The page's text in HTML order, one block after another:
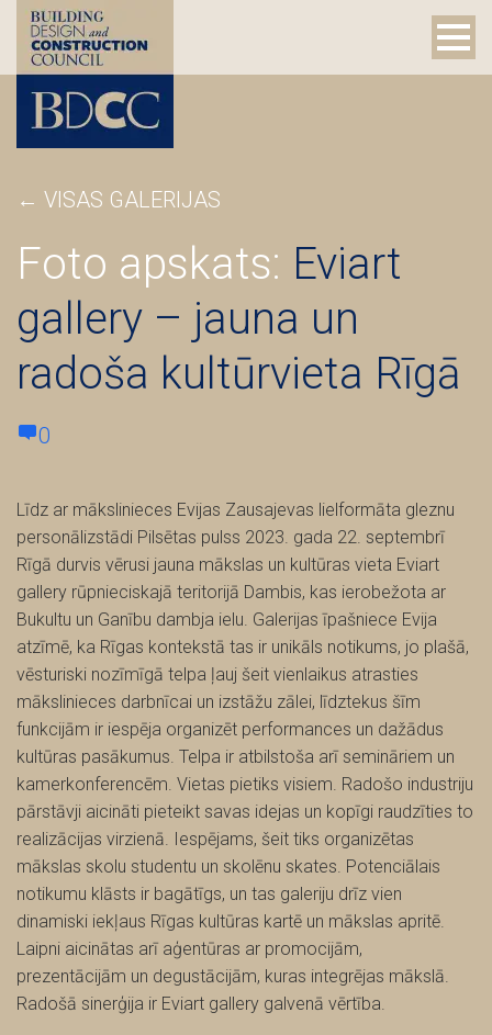
← VISAS GALERIJAS
Foto apskats: Eviart
gallery – jauna un
radoša kultūrvieta Rīgā
0
Līdz ar mākslinieces Evijas Zausajevas lielformāta gleznu
personālizstādi Pilsētas pulss 2023. gada 22. septembrī
Rīgā durvis vērusi jauna mākslas un kultūras vieta Eviart
gallery rūpnieciskajā teritorijā Dambis, kas ierobežota ar
Bukultu un Ganību dambja ielu. Galerijas īpašniece Evija
atzīmē, ka Rīgas kontekstā tas ir unikāls notikums, jo plašā,
vēsturiski nozīmīgā telpa ļauj šeit vienlaikus atrasties
mākslinieces darbnīcai un izstāžu zālei, līdztekus šīm
funkcijām ir iespēja organizēt performances un dažādus
kultūras pasākumus. Telpa ir atbilstoša arī semināriem un
kamerkonferencēm. Vietas pietiks visiem. Radošo industriju
pārstāvji aicināti pieteikt savas idejas un kopīgi raudzīties to
realizācijas virzienā. Iespējams, šeit tiks organizētas
mākslas skolu studentu un skolēnu skates. Potenciālais
notikumu klāsts ir bagātīgs, un tas galeriju drīz vien
dinamiski iekļaus Rīgas kultūras kartē un mākslas apritē.
Laipni aicinātas arī aģentūras ar promocijām,
prezentācijām un degustācijām, kuras integrējas mākslā.
Radošā sinerģija ir Eviart gallery galvenā vērtība.